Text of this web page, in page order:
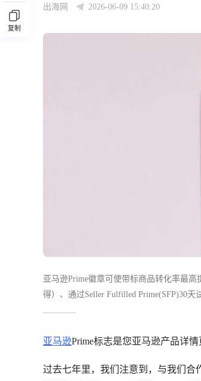
复制
出海网 2026-06-09 15:40:20
亚马逊Prime徽章可使带标商品转化率最
得）、通过Seller Fulfilled Prime(SFP)30
三次尝试限制且避开大促黑窗期申请，建
亚马逊Prime标志是您亚马逊产品详
过去七年里，我们注意到，与我们合